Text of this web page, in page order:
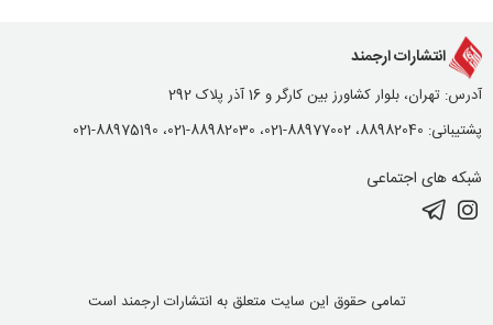
انتشارات ارجمند
آدرس: تهران، بلوار کشاورز بین کارگر و 16 آذر پلاک 292
پشتیبانی: 88982040، 88977002-021، 88982030-021، 88975190-021
شبکه های اجتماعی
تمامی حقوق این سایت متعلق به انتشارات ارجمند است